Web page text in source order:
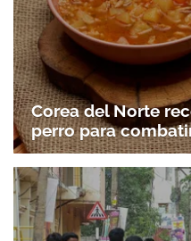
Corea del Norte
perro para